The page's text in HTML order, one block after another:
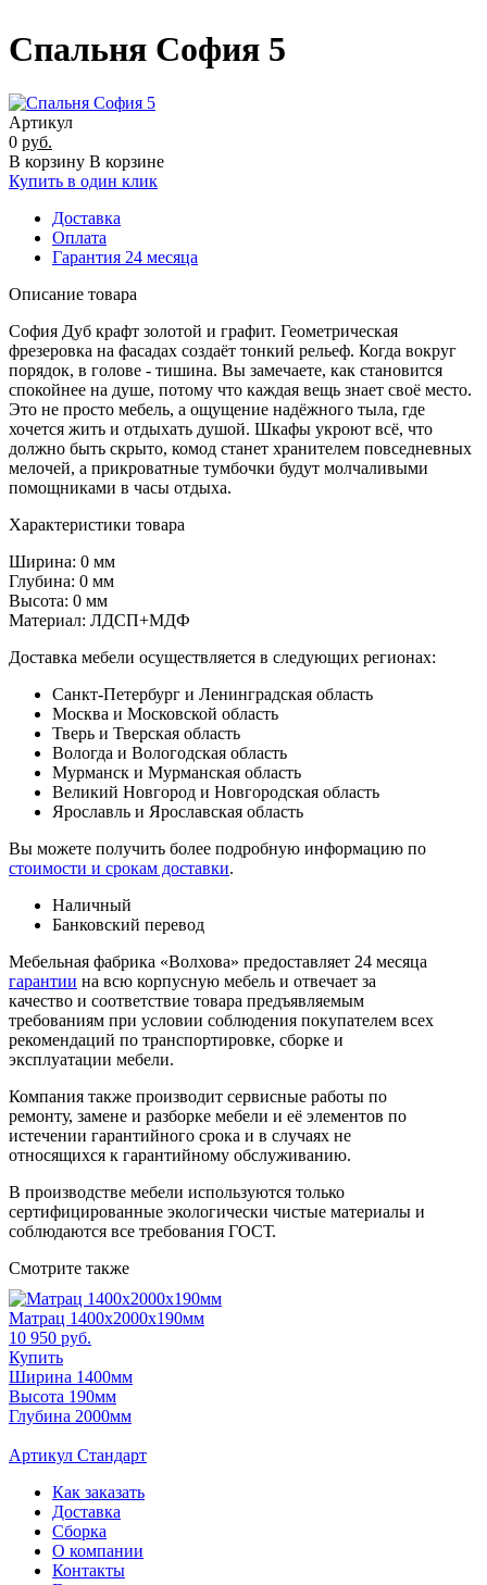
Спальня София 5
Артикул
0 руб.
В корзину В корзине
Купить в один клик
Доставка
Оплата
Гарантия 24 месяца
Описание товара
София Дуб крафт золотой и графит. Геометрическая
фрезеровка на фасадах создаёт тонкий рельеф. Когда вокруг
порядок, в голове - тишина. Вы замечаете, как становится
спокойнее на душе, потому что каждая вещь знает своё место.
Это не просто мебель, а ощущение надёжного тыла, где
хочется жить и отдыхать душой. Шкафы укроют всё, что
должно быть скрыто, комод станет хранителем повседневных
мелочей, а прикроватные тумбочки будут молчаливыми
помощниками в часы отдыха.
Характеристики товара
Ширина: 0 мм
Глубина: 0 мм
Высота: 0 мм
Материал: ЛДСП+МДФ
Доставка мебели осуществляется в следующих регионах:
Санкт-Петербург и Ленинградская область
Москва и Московской область
Тверь и Тверская область
Вологда и Вологодская область
Мурманск и Мурманская область
Великий Новгород и Новгородская область
Ярославль и Ярославская область
Вы можете получить более подробную информацию по
стоимости и срокам доставки.
Наличный
Банковский перевод
Мебельная фабрика «Волхова» предоставляет 24 месяца
гарантии на всю корпусную мебель и отвечает за
качество и соответствие товара предъяв­ляе­мым
требованиям при условии соблюдения покупателем всех
рекомендаций по транспорти­ровке, сборке и
эксплуатации мебели.
Компания также производит сервисные работы по
ремонту, замене и разборке мебели и её элементов по
истечении гарантийного срока и в случаях не
относящихся к гарантийному обслуживанию.
В производстве мебели используются только
сертифицированные экологически чистые материалы и
соблюдаются все требования ГОСТ.
Смотрите также
Матрац 1400х2000х190мм
10 950 руб.
Купить
Ширина 1400мм
Высота 190мм
Глубина 2000мм
Артикул Стандарт
Как заказать
Доставка
Сборка
О компании
Контакты